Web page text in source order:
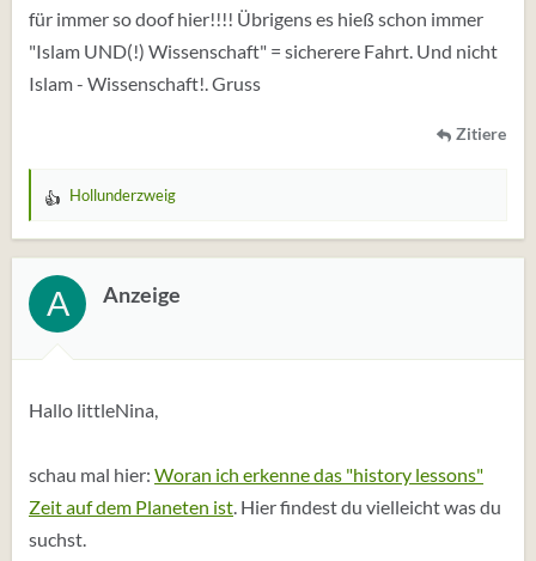
für immer so doof hier!!!! Übrigens es hieß schon immer
"Islam UND(!) Wissenschaft" = sicherere Fahrt. Und nicht
Islam - Wissenschaft!. Gruss
Zitiere
W
r
t
u
n
n
Hollunderzweig
A Anzeige
Hallo littleNina,
schau mal hier: Woran ich erkenne das "history lessons"
Zeit auf dem Planeten ist. Hier findest du vielleicht was du
suchst.